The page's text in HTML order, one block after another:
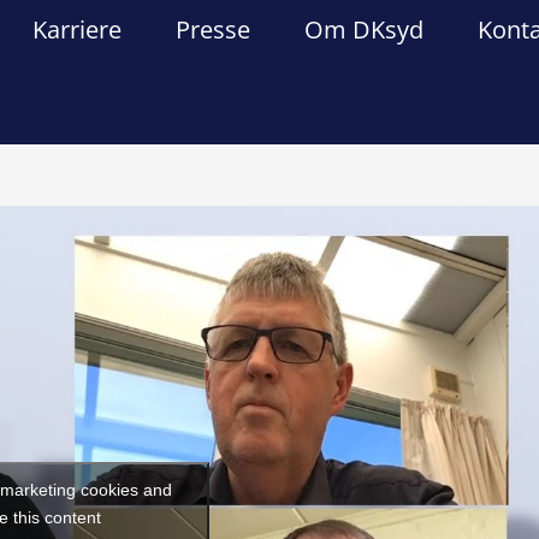
Karriere Presse Om DKsyd
cookies and
this content